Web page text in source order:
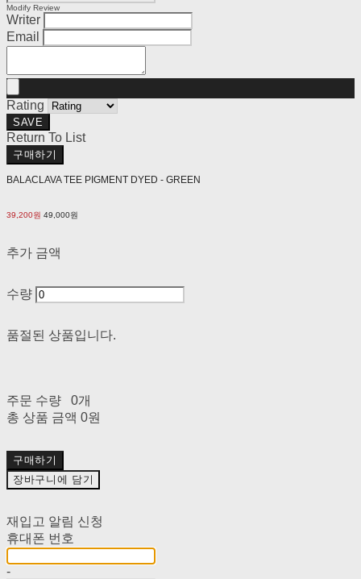
Modify Review
Writer
Email
Rating
SAVE
Return To List
구매하기
BALACLAVA TEE PIGMENT DYED - GREEN
39,200원 49,000원
추가 금액
수량
품절된 상품입니다.
주문 수량
0개
총 상품 금액 0원
구매하기
장바구니에 담기
재입고 알림 신청
휴대폰 번호
-